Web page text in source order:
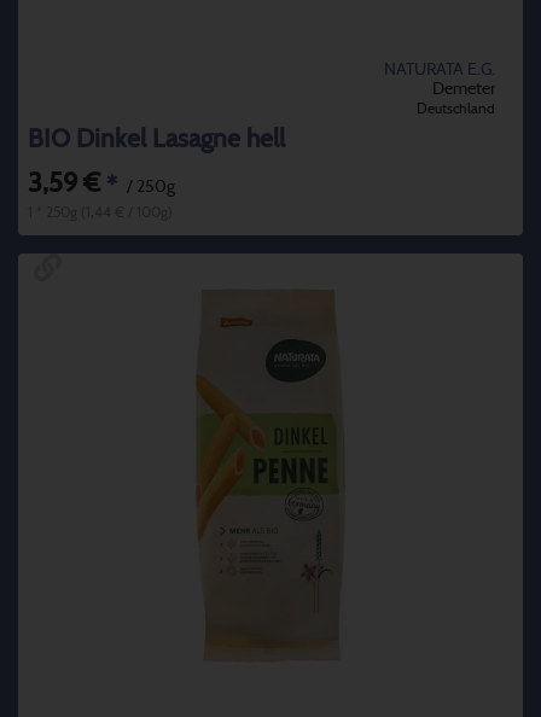
NATURATA E.G.
Demeter
Deutschland
BIO Dinkel Lasagne hell
3,59 € * / 250g